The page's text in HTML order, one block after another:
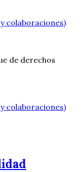
colaboraciones)
de derechos
colaboraciones)